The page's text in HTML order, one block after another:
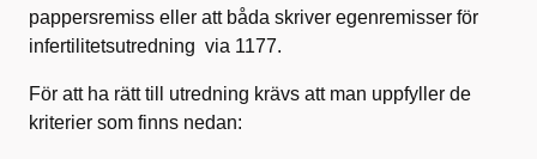
pappersremiss eller att båda skriver egenremisser för
infertilitetsutredning via 1177.
För att ha rätt till utredning krävs att man uppfyller de
kriterier som finns nedan: